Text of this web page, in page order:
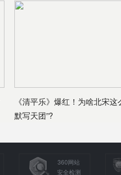
《清平乐》爆红！为啥北宋这
默写天团”?
360网站
安全检测